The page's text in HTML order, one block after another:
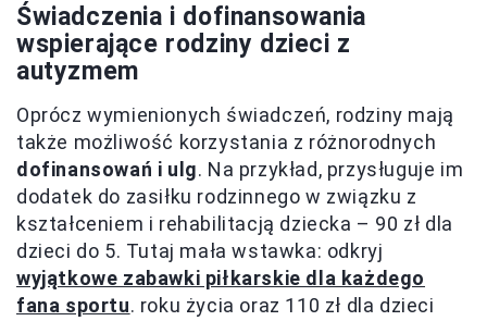
Świadczenia i dofinansowania
wspierające rodziny dzieci z
autyzmem
Oprócz wymienionych świadczeń, rodziny mają
także możliwość korzystania z różnorodnych
dofinansowań i ulg. Na przykład, przysługuje im
dodatek do zasiłku rodzinnego w związku z
kształceniem i rehabilitacją dziecka – 90 zł dla
dzieci do 5. Tutaj mała wstawka: odkryj
wyjątkowe zabawki piłkarskie dla każdego
fana sportu. roku życia oraz 110 zł dla dzieci